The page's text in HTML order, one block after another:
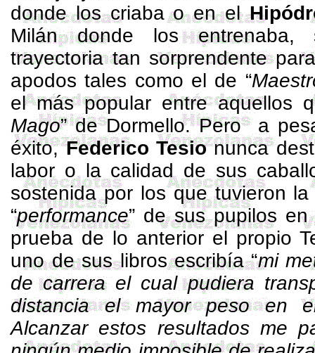
donde los criaba o en el
Milán donde los
trayectoria tan sorprendente
apodos tales como el de “
el más popular entre aquellos
Mago” deDormello. Pero a
éxito,Federico Tesionunca
labor o la calidad de sus
sostenida por los que tuvieron
“performance” de sus pupilos
prueba de lo anterior el propio
uno de sus libros escribía “mi
de carrera el cual pudiera
distancia el mayor peso en
Alcanzar estos resultados me